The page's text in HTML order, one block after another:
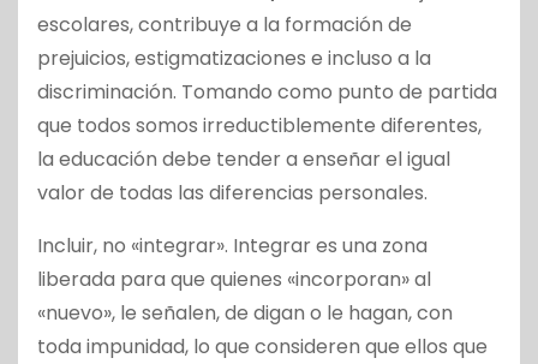
escolares, contribuye a la formación de
prejuicios, estigmatizaciones e incluso a la
discriminación. Tomando como punto de partida
que todos somos irreductiblemente diferentes,
la educación debe tender a enseñar el igual
valor de todas las diferencias personales.
Incluir, no «integrar». Integrar es una zona
liberada para que quienes «incorporan» al
«nuevo», le señalen, de digan o le hagan, con
toda impunidad, lo que consideren que ellos que